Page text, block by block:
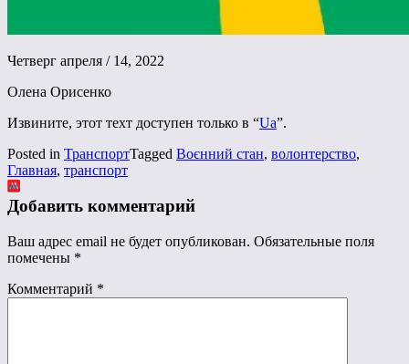
Четверг апреля / 14, 2022
Олена Орисенко
Извините, этот техт доступен только в “Ua”.
Posted in ТранспортTagged Воєнний стан, волонтерство,
Главная, транспорт
Добавить комментарий
Ваш адрес email не будет опубликован. Обязательные поля
помечены *
Комментарий *